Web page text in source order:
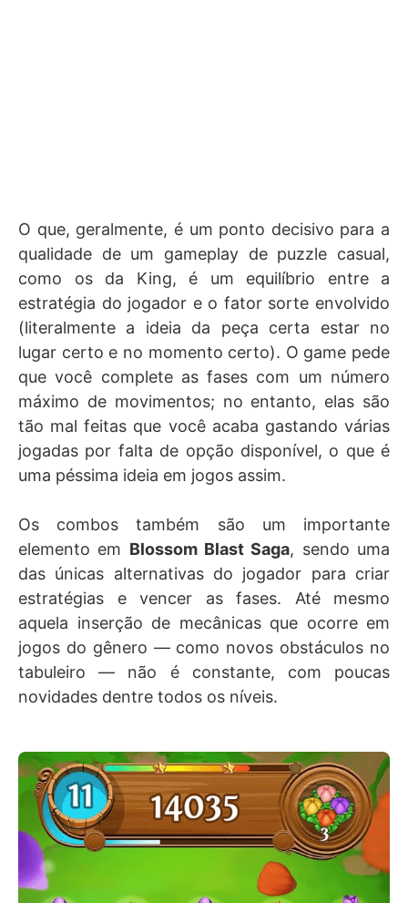
O que, geralmente, é um ponto decisivo para a
qualidade de um gameplay de puzzle casual,
como os da King, é um equilíbrio entre a
estratégia do jogador e o fator sorte envolvido
(literalmente a ideia da peça certa estar no
lugar certo e no momento certo). O game pede
que você complete as fases com um número
máximo de movimentos; no entanto, elas são
tão mal feitas que você acaba gastando várias
jogadas por falta de opção disponível, o que é
uma péssima ideia em jogos assim.
Os combos também são um importante
elemento em Blossom Blast Saga, sendo uma
das únicas alternativas do jogador para criar
estratégias e vencer as fases. Até mesmo
aquela inserção de mecânicas que ocorre em
jogos do gênero — como novos obstáculos no
tabuleiro — não é constante, com poucas
novidades dentre todos os níveis.